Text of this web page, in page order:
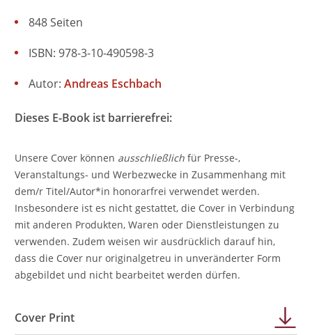
ISBN: 978-3-10-490598-3
848 Seiten
Autor: Andreas Eschbach
Dieses E-Book ist barrierefrei:
Unsere Cover können ausschließlichfür Presse-,
Veranstaltungs- und Werbezwecke in Zusammenhang mit
dem/r Titel/Autor*in honorarfrei verwendet werden.
Insbesondere ist es nicht gestattet, die Cover in Verbindung
mit anderen Produkten, Waren oder Dienstleistungen zu
verwenden. Zudem weisen wir ausdrücklich darauf hin,
dass die Cover nur originalgetreu in unveränderter Form
abgebildet und nicht bearbeitet werden dürfen.
Cover Print